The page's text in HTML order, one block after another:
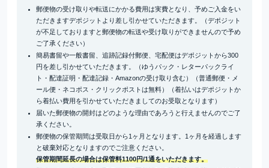
郵便物の受け取りや転送にかかる費用は実費となり、予めご入金をい
ただきますデポジットより差し引かせていただきます。（デポジット
が不足しておりますと郵便物の転送や受け取りができませんので予め
ご了承ください）
簡易書留や一般書留、追跡記録付郵便、宅配便はデポジットから300
円を差し引かせていただきます。（ゆうパック・レターパックライ
ト・配達証明・配達記録・Amazonの受け取り含む）（普通郵便・メ
ール便・ネコポス・クリックポストは無料）（着払いはデポジットか
ら着払い費用を引かせていただきましてのお受取となります）
届いた郵便物の開封はどのような理由であろうと行えませんのでご了
承ください。
郵便物の保管期間は受取日から1ヶ月となります。1ヶ月を経過します
と破棄対応となりますのでご注意ください。
保管期間延長の場合は保管料1100円/1通をいただきます。